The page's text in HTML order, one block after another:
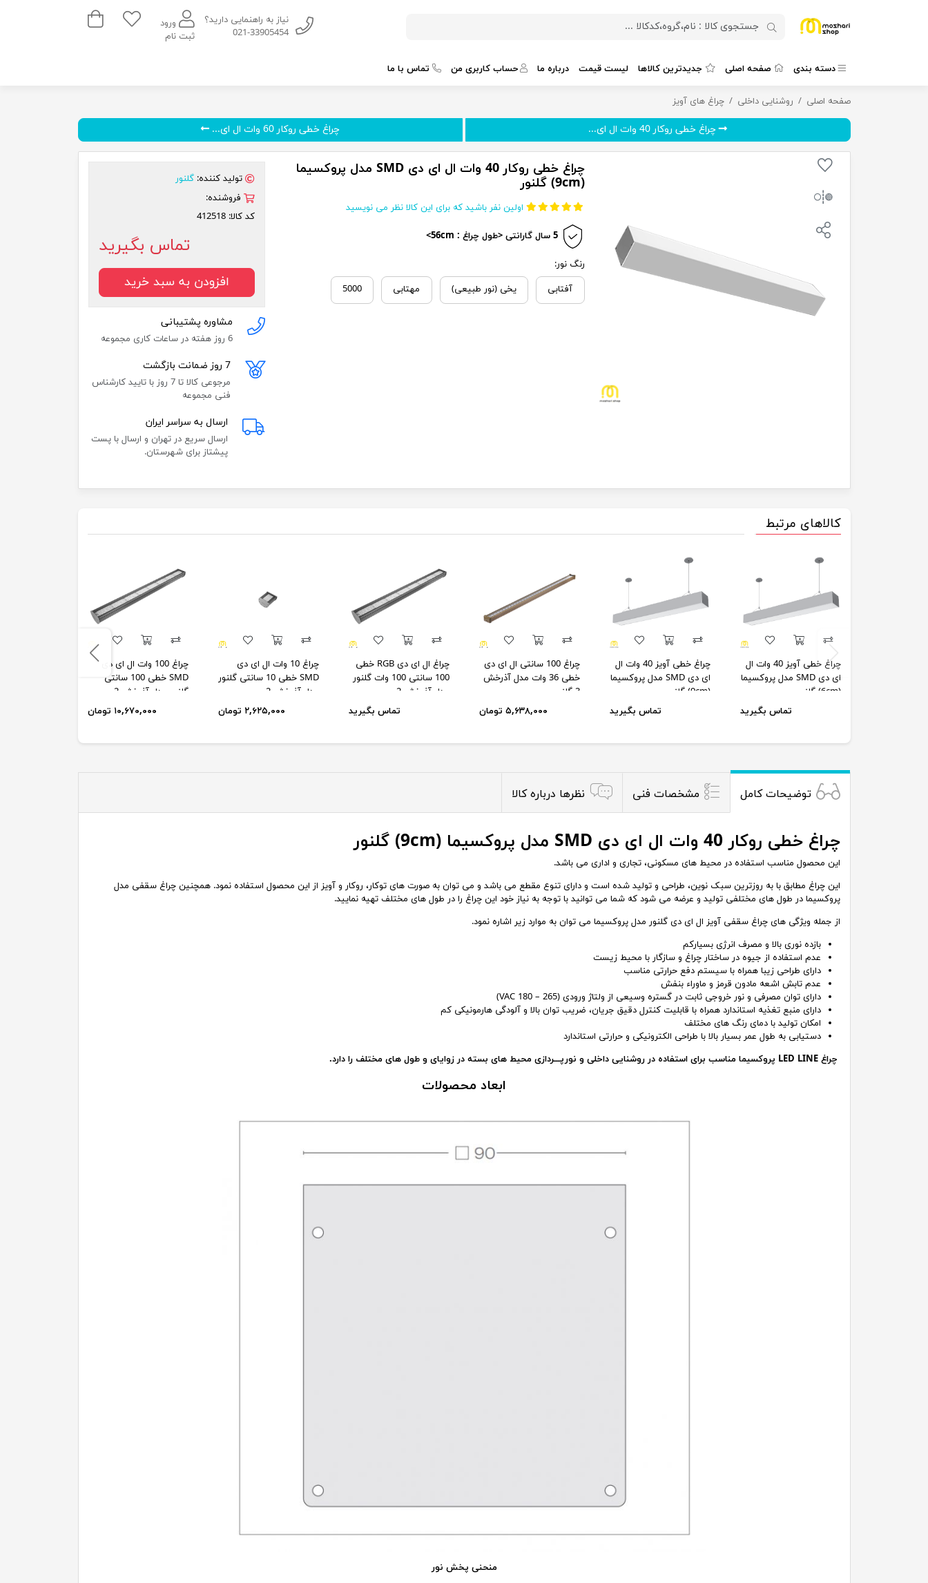
نیاز به راهنمایی دارید؟
021-33905454
ورود
ثبت نام
سبد خرید
دسته بندی صفحه اصلی جدیدترین کالاها لیست قیمت درباره ما حساب کاربری من تماس با ما
صفحه اصلی روشنایی داخلی چراغ های آویز چراغ خطی روکار 40 وات ال ای دی SMD مدل پروکسیما (9cm) گلنور
چراغ خطی روکار 40 وات ال ای... چراغ خطی روکار 60 وات ال ای...
چراغ خطی روکار 40 وات ال ای دی SMD مدل پروکسیما
(9cm) گلنور
اولین نفر باشید که برای این کالا نظر می نویسید
5 سال گارانتی <طول چراغ : 56cm>
رنگ نور:
آفتابی یخی (نور طبیعی) مهتابی 5000
تولید کننده: گلنور
فروشنده:
کد کالا: 412518
تماس بگیرید
افزودن به سبد خرید
مشاوره پشتیبانی
6 روز هفته در ساعات کاری مجموعه
7 روز ضمانت بازگشت
مرجوعی کالا تا 7 روز با تایید کارشناس
فنی مجموعه
ارسال به سراسر ایران
ارسال سریع در تهران و ارسال با پست
پیشتاز برای شهرستان.
کالاهای مرتبط
چراغ خطی آویز 40 وات ال
ای دی SMD مدل پروکسیما
(6cm) گلنور
تماس بگیرید
چراغ خطی آویز 40 وات ال
ای دی SMD مدل پروکسیما
(9cm) گلنور
تماس بگیرید
چراغ 100 سانتی ال ای دی
خطی 36 وات مدل آذرخش
3 گلنور
۵,۶۳۸,۰۰۰ تومان
چراغ ال ای دی RGB خطی
100 سانتی 100 وات گلنور
مدل آذرخش 2
تماس بگیرید
چراغ 10 وات ال ای دی
SMD خطی 10 سانتی گلنور
مدل آذرخش 2
۲,۶۲۵,۰۰۰ تومان
چراغ 100 وات ال ای دی
SMD خطی 100 سانتی
گلنور مدل آذرخش 2
۱۰,۶۷۰,۰۰۰ تومان
توضیحات کامل مشخصات فنی نظرها درباره کالا
چراغ خطی روکار 40 وات ال ای دی SMD مدل پروکسیما (9cm) گلنور
این محصول مناسب استفاده در محیط های مسکونی، تجاری و اداری می باشد.
این چراغ مطابق با به روزترین سبک نوین، طراحی و تولید شده است و دارای تنوع مقطع می باشد و می توان به صورت های توکار، روکار و آویز از این محصول استفاده نمود. همچنین چراغ سقفی مدل
پروکسیما در طول های مختلفی تولید و عرضه می شود که شما می توانید با توجه به نیاز خود این چراغ را در طول های مختلف تهیه نمایید.
از جمله ویژگی های چراغ سقفی آویز ال ای دی گلنور مدل پروکسیما می توان به موارد زیر اشاره نمود.
بازده نوری بالا و مصرف انرژی بسیارکم
عدم استفاده از جیوه در ساختار چراغ و سازگار با محیط زیست
دارای طراحی زیبا همراه با سیستم دفع حرارتی مناسب
عدم تابش اشعه مادون قرمز و ماوراء بنفش
دارای توان مصرفی و نور خروجی ثابت در گستره وسیعی از ولتاژ ورودی (265 – VAC 180)
دارای منبع تغذیه استاندارد همراه با قابلیت کنترل دقیق جریان، ضریب توان بالا و آلودگی هارمونیکی کم
امکان تولید با دمای رنگ های مختلف
دستیابی به طول عمر بسیار بالا با طراحی الکترونیکی و حرارتی استاندارد
چراغ LED LINE پروکسیما مناسب برای استفاده در روشنایی داخلی و نورپـــردازی محیط های بسته در زوایای و طول های مختلف را دارد.
ابعاد محصولات
منحنی پخش نور